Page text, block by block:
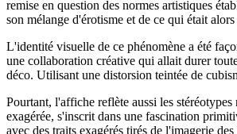
remise en question des normes artistiques
son mélange d'érotisme et de ce qui était
L'identité visuelle de ce phénomène a été
une collaboration créative qui allait durer
déco. Utilisant une distorsion teintée de
Pourtant, l'affiche reflète aussi les
exagérée, s'inscrit dans une fascination
avec des traits exagérés tirés de l'imagerie